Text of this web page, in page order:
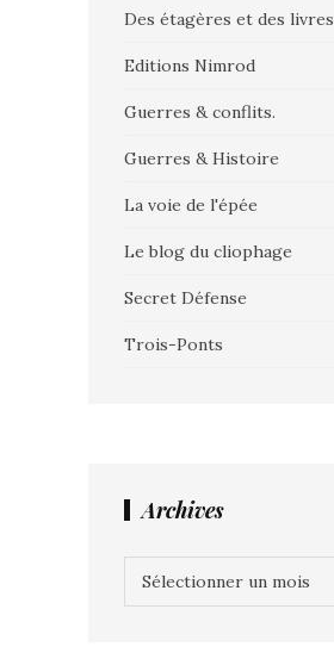
Des étagères et des livres
Editions Nimrod
Guerres & conflits.
Guerres & Histoire
La voie de l'épée
Le blog du cliophage
Secret Défense
Trois-Ponts
Archives